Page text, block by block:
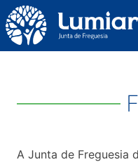
Observação:
este
site
Skip
to
content
Junta de Freguesia
A Junta de Freguesia